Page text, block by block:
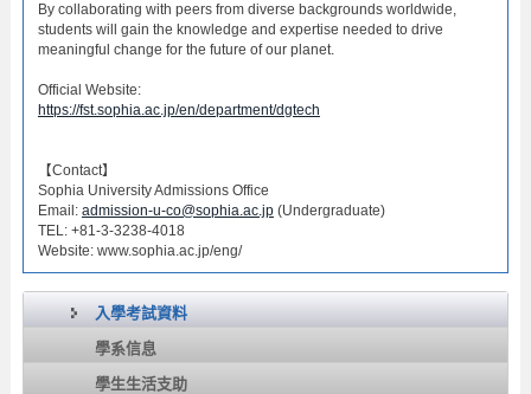
By collaborating with peers from diverse backgrounds worldwide,
students will gain the knowledge and expertise needed to drive
meaningful change for the future of our planet.
Official Website:
https://fst.sophia.ac.jp/en/department/dgtech
【Contact】
Sophia University Admissions Office
Email: admission-u-co@sophia.ac.jp(Undergraduate)
TEL: +81-3-3238-4018
Website: www.sophia.ac.jp/eng/
入學考試資料
學系信息
學生生活支助